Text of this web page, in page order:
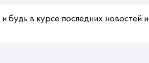
и будь в курсе последних новостей и